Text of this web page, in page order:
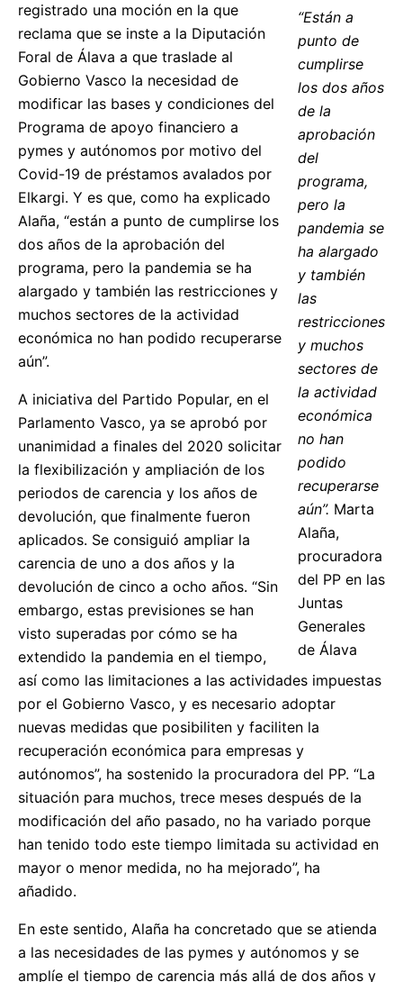
“Están a
punto de
cumplirse
los dos años
de la
aprobación
del
programa,
pero la
pandemia se
ha alargado
y también
las
restricciones
y muchos
sectores de
la actividad
económica
no han
podido
recuperarse
aún”. Marta
Alaña,
procuradora
del PP en las
Juntas
Generales
de Álava
registrado una moción en la que
reclama que se inste a la Diputación
Foral de Álava a que traslade al
Gobierno Vasco la necesidad de
modificar las bases y condiciones del
Programa de apoyo financiero a
pymes y autónomos por motivo del
Covid-19 de préstamos avalados por
Elkargi. Y es que, como ha explicado
Alaña, “están a punto de cumplirse los
dos años de la aprobación del
programa, pero la pandemia se ha
alargado y también las restricciones y
muchos sectores de la actividad
económica no han podido recuperarse
aún”.
A iniciativa del Partido Popular, en el
Parlamento Vasco, ya se aprobó por
unanimidad a finales del 2020 solicitar
la flexibilización y ampliación de los
periodos de carencia y los años de
devolución, que finalmente fueron
aplicados. Se consiguió ampliar la
carencia de uno a dos años y la
devolución de cinco a ocho años. “Sin
embargo, estas previsiones se han
visto superadas por cómo se ha
extendido la pandemia en el tiempo,
así como las limitaciones a las actividades impuestas
por el Gobierno Vasco, y es necesario adoptar
nuevas medidas que posibiliten y faciliten la
recuperación económica para empresas y
autónomos”, ha sostenido la procuradora del PP. “La
situación para muchos, trece meses después de la
modificación del año pasado, no ha variado porque
han tenido todo este tiempo limitada su actividad en
mayor o menor medida, no ha mejorado”, ha
añadido.
En este sentido, Alaña ha concretado que se atienda
a las necesidades de las pymes y autónomos y se
amplíe el tiempo de carencia más allá de dos años y